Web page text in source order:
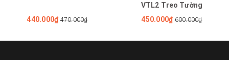
440.000₫ 470.000₫
VTL2 Treo Tường
450.000₫ 600.000₫